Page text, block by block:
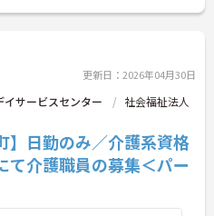
更新日：2026年04月30日
サービスセンター
社会福祉法人
】日勤のみ／介護系資格
介護職員の募集＜パー